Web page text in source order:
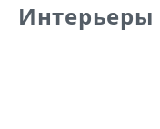
Интерьеры